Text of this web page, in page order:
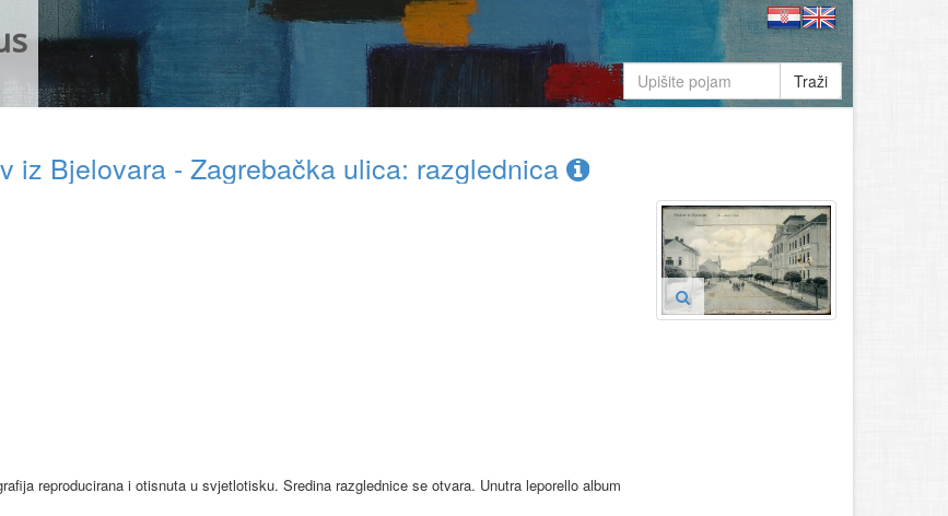
Traži
iz Bjelovara - Zagrebačka ulica: razglednica
reproducirana i otisnuta u svjetlotisku. Sredina razglednice se otvara. Unutra leporello album